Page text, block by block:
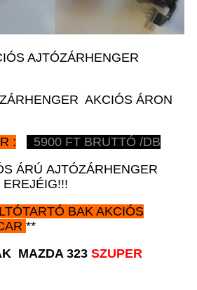
AJTÓZÁRHENGER
AKCIÓS ÁRON
:
5900 FT BRUTTÓ /DB
ÁRÚ AJTÓZÁRHENGER
EREJÉIG!!!
BAK AKCIÓS
**
MAZDA 323 SZUPER